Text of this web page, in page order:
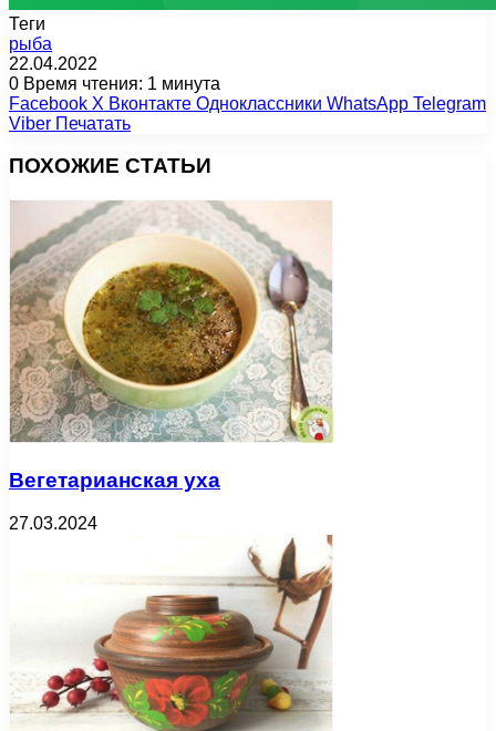
Теги
рыба
22.04.2022
0 Время чтения: 1 минута
Facebook X Вконтакте Одноклассники WhatsApp Telegram
Viber Печатать
ПОХОЖИЕ СТАТЬИ
Вегетарианская уха
27.03.2024